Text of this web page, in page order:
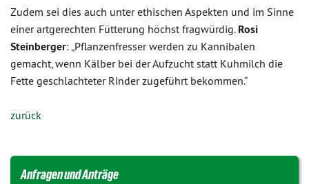
Zudem sei dies auch unter ethischen Aspekten und im Sinne
einer artgerechten Fütterung höchst fragwürdig. Rosi
Steinberger: „Pflanzenfresser werden zu Kannibalen
gemacht, wenn Kälber bei der Aufzucht statt Kuhmilch die
Fette geschlachteter Rinder zugeführt bekommen.“
zurück
Anfragen und Anträge